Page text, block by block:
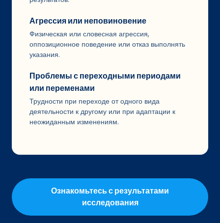
Агрессия или неповиновение
Физическая или словесная агрессия,
оппозиционное поведение или отказ выполнять
указания.
Проблемы с переходными периодами
или переменами
Трудности при переходе от одного вида
деятельности к другому или при адаптации к
неожиданным изменениям.
Ознакомьтесь с результатами
исследования